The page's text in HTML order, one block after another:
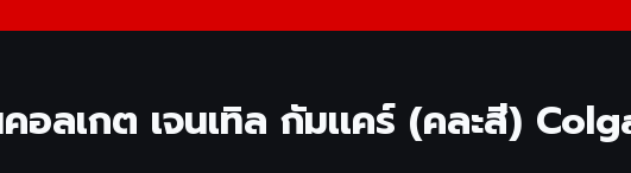
อลเกต เจนเทิล กัมเเคร์ (คละสี)